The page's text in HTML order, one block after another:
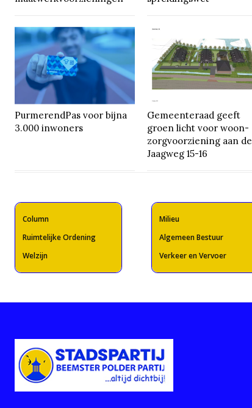
PurmerendPas voor bijna
3.000 inwoners
Gemeenteraad geeft
groen licht voor woon-
zorgvoorziening aan de
Jaagweg 15-16
Column
Ruimtelijke Ordening
Welzijn
Milieu
Algemeen Bestuur
Verkeer en Vervoer